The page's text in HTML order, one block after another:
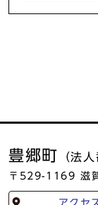
豊郷町 （法
〒529-1169 滋
アクセス